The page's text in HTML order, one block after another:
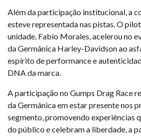
Além da participação institucional, a
esteve representada nas pistas. O
unidade, Fabio Morales, acelerou no
da Germânica Harley-Davidson ao
espírito de performance e
DNA da marca.
A participação no Gumps Drag Race
da Germânica em estar presente nos
segmento, promovendo experiências
do público e celebram a liberdade, a